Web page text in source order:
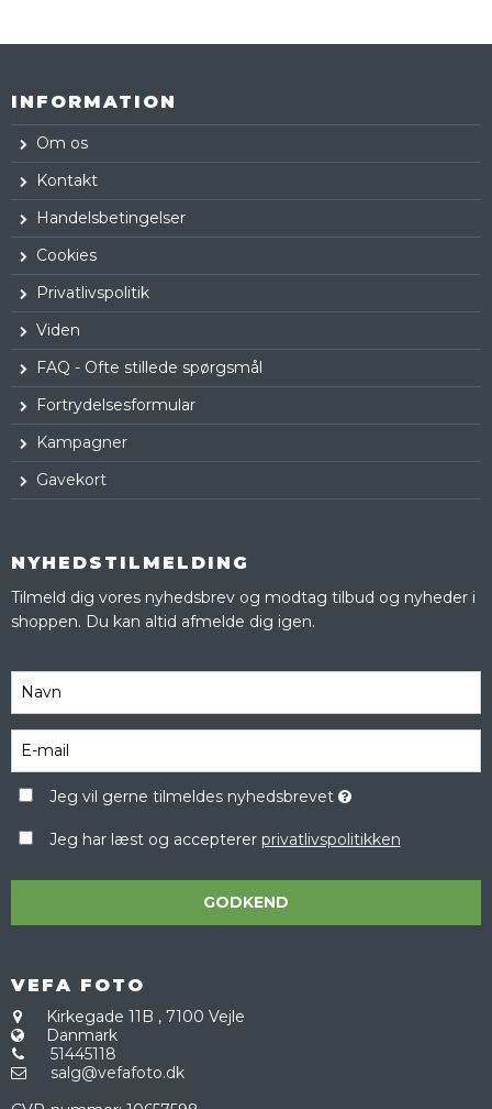
INFORMATION
Om os
Kontakt
Handelsbetingelser
Cookies
Privatlivspolitik
Viden
FAQ - Ofte stillede spørgsmål
Fortrydelsesformular
Kampagner
Gavekort
NYHEDSTILMELDING
Tilmeld dig vores nyhedsbrev og modtag tilbud og nyheder i
shoppen. Du kan altid afmelde dig igen.
Jeg vil gerne tilmeldes nyhedsbrevet
Jeg har læst og accepterer privatlivspolitikken
GODKEND
VEFA FOTO
Kirkegade 11B , 7100 Vejle
Danmark
51445118
salg@vefafoto.dk